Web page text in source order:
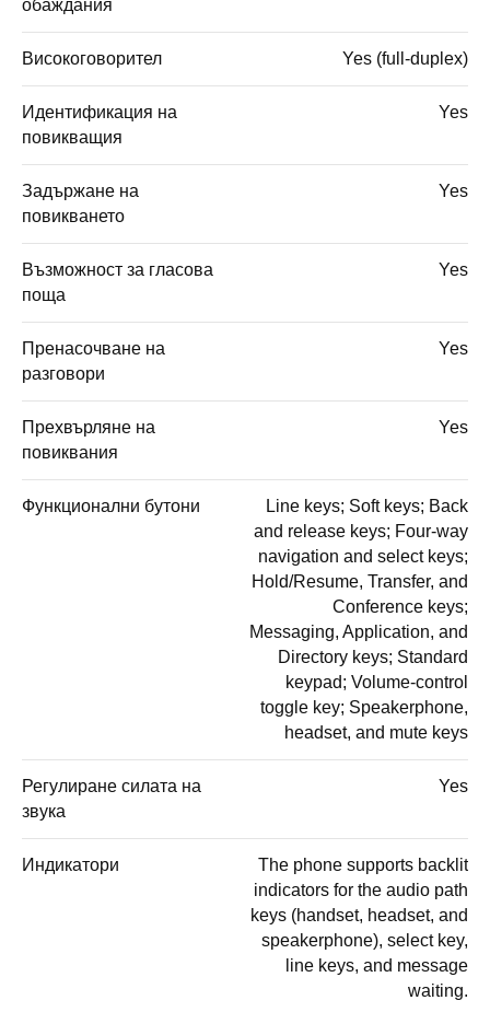
обаждания
Високоговорител Yes (full-duplex)
Идентификация на
повикващия
Yes
Задържане на
повикването
Yes
Възможност за гласова
поща
Yes
Пренасочване на
разговори
Yes
Прехвърляне на
повиквания
Yes
Функционални бутони
Line keys; Soft keys; Back
and release keys; Four-way
navigation and select keys;
Hold/Resume, Transfer, and
Conference keys;
Messaging, Application, and
Directory keys; Standard
keypad; Volume-control
toggle key; Speakerphone,
headset, and mute keys
Регулиране силата на
звука
Yes
Индикатори
The phone supports backlit
indicators for the audio path
keys (handset, headset, and
speakerphone), select key,
line keys, and message
waiting.